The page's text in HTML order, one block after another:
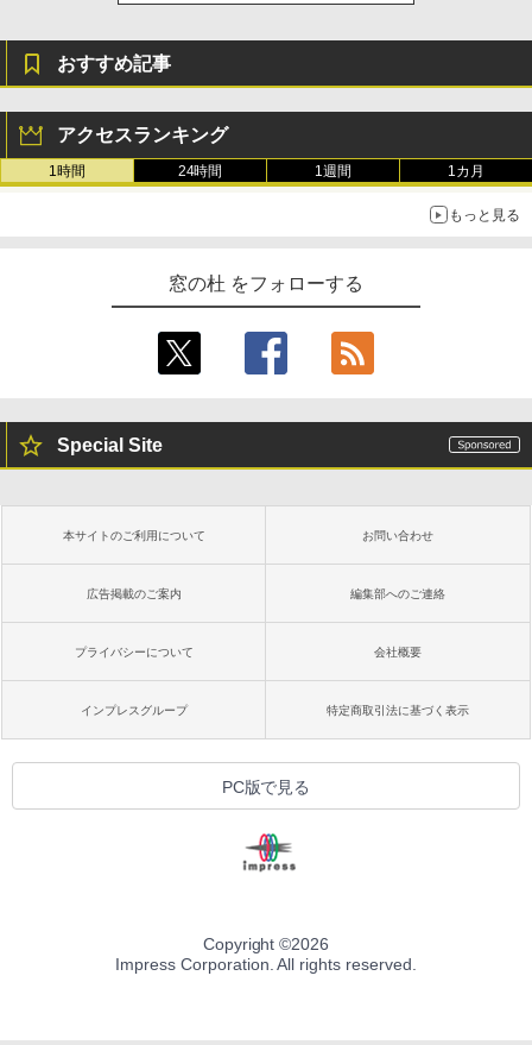
おすすめ記事
アクセスランキング
1時間 24時間 1週間 1カ月
もっと見る
窓の杜 をフォローする
Special Site
本サイトのご利用について お問い合わせ
広告掲載のご案内 編集部へのご連絡
プライバシーについて 会社概要
インプレスグループ 特定商取引法に基づく表示
PC版で見る
Copyright ©2026
Impress Corporation. All rights reserved.